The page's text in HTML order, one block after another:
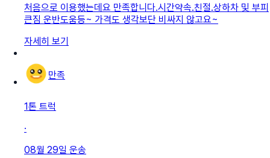
처음으로 이용했는데요 만족합니다.시간약속.친절.상하차 및 부피
큰짐 운반도움등~ 가격도 생각보단 비싸지 않고요~
자세히 보기
만족
1톤 트럭
·
08월 29일 운송